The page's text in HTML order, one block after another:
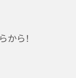
ら！